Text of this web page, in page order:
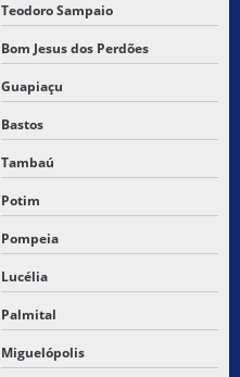
Teodoro Sampaio
Bom Jesus dos Perdões
Guapiaçu
Bastos
Tambaú
Potim
Pompeia
Lucélia
Palmital
Miguelópolis